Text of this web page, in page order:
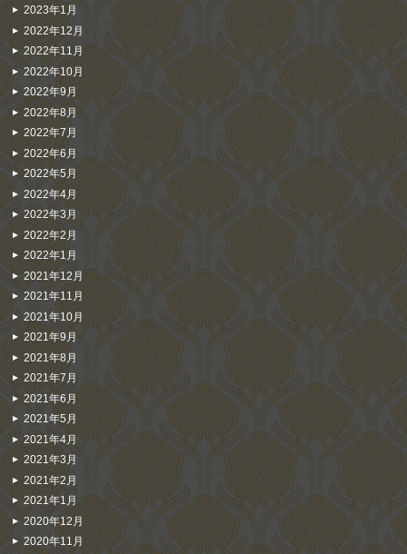
2023年1月
2022年12月
2022年11月
2022年10月
2022年9月
2022年8月
2022年7月
2022年6月
2022年5月
2022年4月
2022年3月
2022年2月
2022年1月
2021年12月
2021年11月
2021年10月
2021年9月
2021年8月
2021年7月
2021年6月
2021年5月
2021年4月
2021年3月
2021年2月
2021年1月
2020年12月
2020年11月